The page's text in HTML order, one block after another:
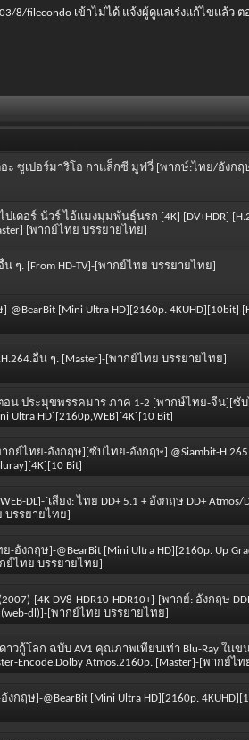
8/filecondo เข้าไม่ได้ แจ้งผู้ดูแลเร่งแก้ไขแล้ว
เดอะ ซูเปอร์มาริโอ กาแล็กซี มูฟวี่ [พากษ์:ไทย/อังก
ไปเดอร์-นัวร์ ไอ้แมงมุมพันธุ์นรก [4K] [DV+HDR]
[พากย์ไทย บรรยายไทย]
อื่น ๆ. [From HD-TV]-[พากย์ไทย บรรยายไทย]
[Mini Ultra HD][2160p. 4KUHD][10bit]
อื่น ๆ. [Master]-[พากย์ไทย บรรยายไทย]
ตอน ประมุขพรรคมาร ภาค 1-2 [พากษ์ไทย-จีน][ซั
HD][2160p.ฺWEB][4K][10 Bit]
ากย์ไทย-อังกฤษ][ซับไทย-อังกฤษ] @Siambit-
Bit]
DL]-[เสียง: ไทย DD+ 5.1 + อังกฤษ DD+ Atmos/
บรรยายไทย]
อังกฤษ]-@BearBit [Mini Ultra HD][2160p. Up
กย์ไทย บรรยายไทย]
[4K DV8-HDR10-HDR10+]-[พากย์: อังกฤษ
(web-dl)]-[พากย์ไทย บรรยายไทย]
าวกู้โลก ฉบับ AV1 คุณภาพเทียบเท่า Blu-Ray ในข
Encode.Dolby Atmos.2160p. [Master]-[พากย์ไท
ฤษ]-@BearBit [Mini Ultra HD][2160p.